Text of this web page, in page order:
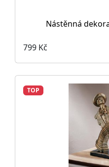
Nástěnná
799 Kč
TOP